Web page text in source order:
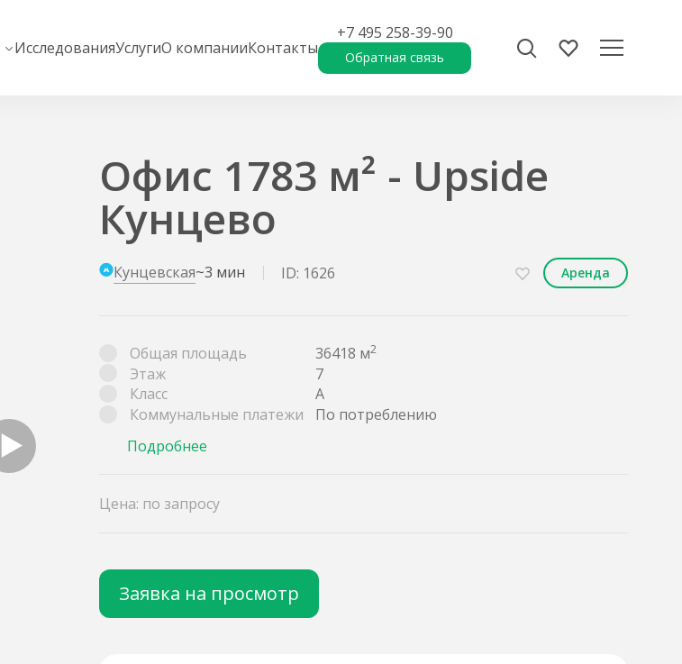
ИсследованияУслугиО компанииКонтакты
+7 495 258-39-90
Обратная связь
Офис 1783 м² - Upside
Кунцево
Кунцевская~3 мин ID: 1626 Аренда
Общая площадь 36418 м2
Этаж
7
Класс
A
Коммунальные платежи
По потреблению
Подробнее
Цена: по запросу
Заявка на просмотр